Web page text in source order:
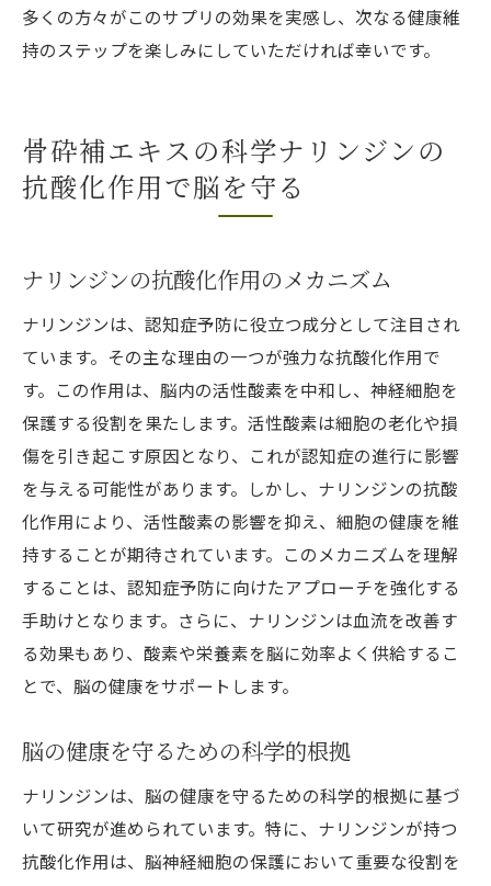
多くの方々がこのサプリの効果を実感し、次なる健康維
持のステップを楽しみにしていただければ幸いです。
骨砕補エキスの科学ナリンジンの
抗酸化作用で脳を守る
ナリンジンの抗酸化作用のメカニズム
ナリンジンは、認知症予防に役立つ成分として注目され
ています。その主な理由の一つが強力な抗酸化作用で
す。この作用は、脳内の活性酸素を中和し、神経細胞を
保護する役割を果たします。活性酸素は細胞の老化や損
傷を引き起こす原因となり、これが認知症の進行に影響
を与える可能性があります。しかし、ナリンジンの抗酸
化作用により、活性酸素の影響を抑え、細胞の健康を維
持することが期待されています。このメカニズムを理解
することは、認知症予防に向けたアプローチを強化する
手助けとなります。さらに、ナリンジンは血流を改善す
る効果もあり、酸素や栄養素を脳に効率よく供給するこ
とで、脳の健康をサポートします。
脳の健康を守るための科学的根拠
ナリンジンは、脳の健康を守るための科学的根拠に基づ
いて研究が進められています。特に、ナリンジンが持つ
抗酸化作用は、脳神経細胞の保護において重要な役割を